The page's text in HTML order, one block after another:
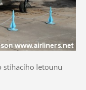
letounu